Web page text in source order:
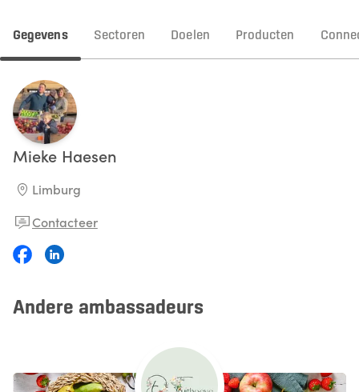
Gegevens Sectoren Doelen Producten
Mieke Haesen
Limburg
Contacteer
Andere ambassadeurs